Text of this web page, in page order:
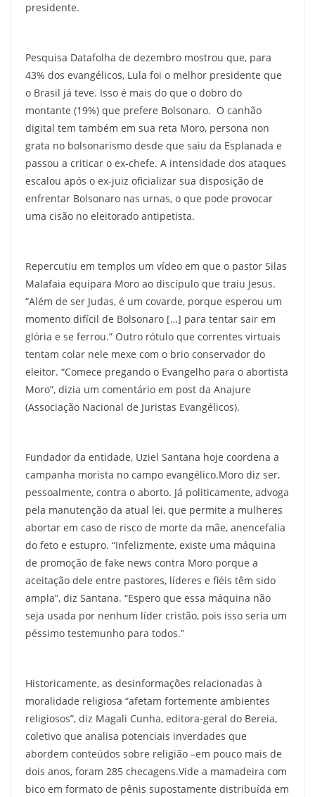
presidente.
Pesquisa Datafolha de dezembro mostrou que, para
43% dos evangélicos, Lula foi o melhor presidente que
o Brasil já teve. Isso é mais do que o dobro do
montante (19%) que prefere Bolsonaro. O canhão
digital tem também em sua reta Moro, persona non
grata no bolsonarismo desde que saiu da Esplanada e
passou a criticar o ex-chefe. A intensidade dos ataques
escalou após o ex-juiz oficializar sua disposição de
enfrentar Bolsonaro nas urnas, o que pode provocar
uma cisão no eleitorado antipetista.
Repercutiu em templos um vídeo em que o pastor Silas
Malafaia equipara Moro ao discípulo que traiu Jesus.
“Além de ser Judas, é um covarde, porque esperou um
momento difícil de Bolsonaro […] para tentar sair em
glória e se ferrou.” Outro rótulo que correntes virtuais
tentam colar nele mexe com o brio conservador do
eleitor. “Comece pregando o Evangelho para o abortista
Moro”, dizia um comentário em post da Anajure
(Associação Nacional de Juristas Evangélicos).
Fundador da entidade, Uziel Santana hoje coordena a
campanha morista no campo evangélico.Moro diz ser,
pessoalmente, contra o aborto. Já politicamente, advoga
pela manutenção da atual lei, que permite a mulheres
abortar em caso de risco de morte da mãe, anencefalia
do feto e estupro. “Infelizmente, existe uma máquina
de promoção de fake news contra Moro porque a
aceitação dele entre pastores, líderes e fiéis têm sido
ampla”, diz Santana. “Espero que essa máquina não
seja usada por nenhum líder cristão, pois isso seria um
péssimo testemunho para todos.”
Historicamente, as desinformações relacionadas à
moralidade religiosa “afetam fortemente ambientes
religiosos”, diz Magali Cunha, editora-geral do Bereia,
coletivo que analisa potenciais inverdades que
abordem conteúdos sobre religião –em pouco mais de
dois anos, foram 285 checagens.Vide a mamadeira com
bico em formato de pênis supostamente distribuída em